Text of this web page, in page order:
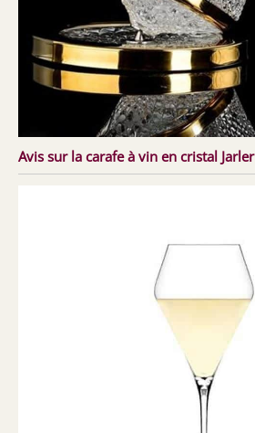
Avis sur la carafe à vin en cristal Jarler